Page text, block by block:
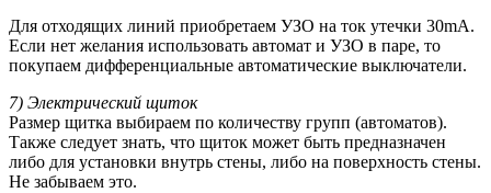
Для отходящих линий приобретаем УЗО на ток утечки 30mA.
Если нет желания использовать автомат и УЗО в паре, то
покупаем дифференциальные автоматические выключатели.
7) Электрический щиток
Размер щитка выбираем по количеству групп (автоматов).
Также следует знать, что щиток может быть предназначен
либо для установки внутрь стены, либо на поверхность стены.
Не забываем это.